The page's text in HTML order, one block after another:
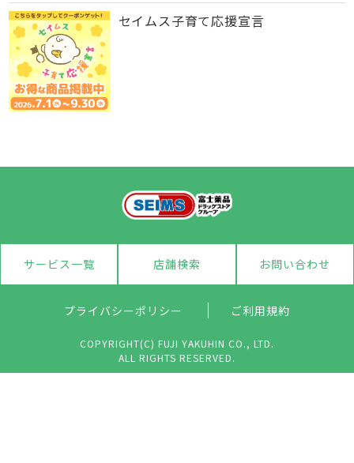
セイムス子育て応援宣言
サービス一覧 店舗検索 お問い合わせ
プライバシーポリシー ご利用規約
COPYRIGHT(C) FUJI YAKUHIN CO., LTD.
ALL RIGHTS RESERVED.